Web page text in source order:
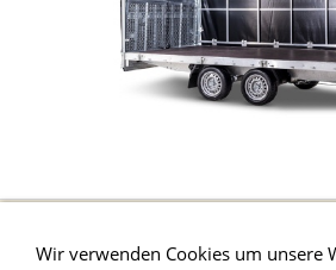
Impressum Kontakt AGB &
Wir verwenden Cookies um unsere